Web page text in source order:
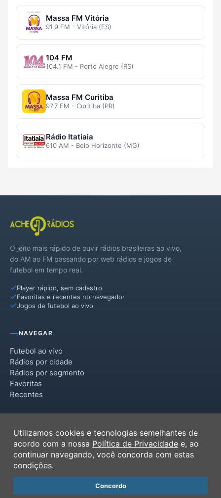
Massa FM Vitória
91.9 FM - Vitória (ES)
104 FM
104.1 FM - Porto Alegre (RS)
Massa FM Curitiba
97.7 FM - Curitiba (PR)
Rádio Itatiaia
610 AM - Belo Horizonte (MG)
O jeito mais rápido de ouvir rádios brasileiras ao vivo,
do AM ao FM passando por web rádios e jogos de
futebol em tempo real.
Player rápido, sem cadastro
Favoritas e recentes no navegador
Jogos de futebol ao vivo
NAVEGAR
Futebol ao vivo
Rádios por cidade
Rádios por segmento
Favoritas
Recentes
Termos de Uso
Política de Privacidade
Ferramentas
Contato
Utilizamos cookies e tecnologias semelhantes de
acordo com a nossa Política de Privacidade e, ao
continuar navegando, você concorda com estas
condições.
Concordo